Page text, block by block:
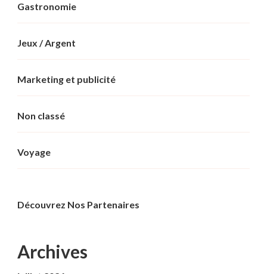
Gastronomie
Jeux / Argent
Marketing et publicité
Non classé
Voyage
Découvrez Nos Partenaires
Archives